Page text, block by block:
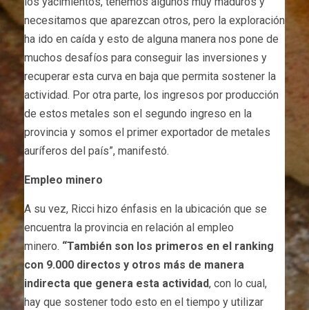
necesitamos que aparezcan otros, pero la exploración
ha ido en caída y esto de alguna manera nos pone de
muchos desafíos para conseguir las inversiones y
recuperar esta curva en baja que permita sostener la
actividad. Por otra parte, los ingresos por producción
de estos metales son el segundo ingreso en la
provincia y somos el primer exportador de metales
auríferos del país”, manifestó.
Empleo minero
A su vez, Ricci hizo énfasis en la ubicación que se
encuentra la provincia en relación al empleo
minero. “También son los primeros en el ranking
con 9.000 directos y otros más de manera
indirecta que genera esta actividad, con lo cual,
hay que sostener todo esto en el tiempo y utilizar